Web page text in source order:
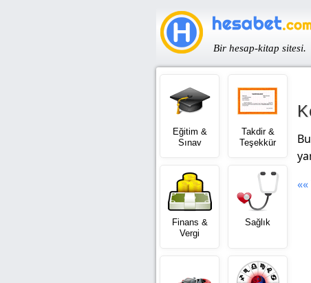
Bir hesap-kitap sitesi.
Eğitim &
Sınav
Takdir &
Teşekkür
Finans &
Vergi
Sağlık